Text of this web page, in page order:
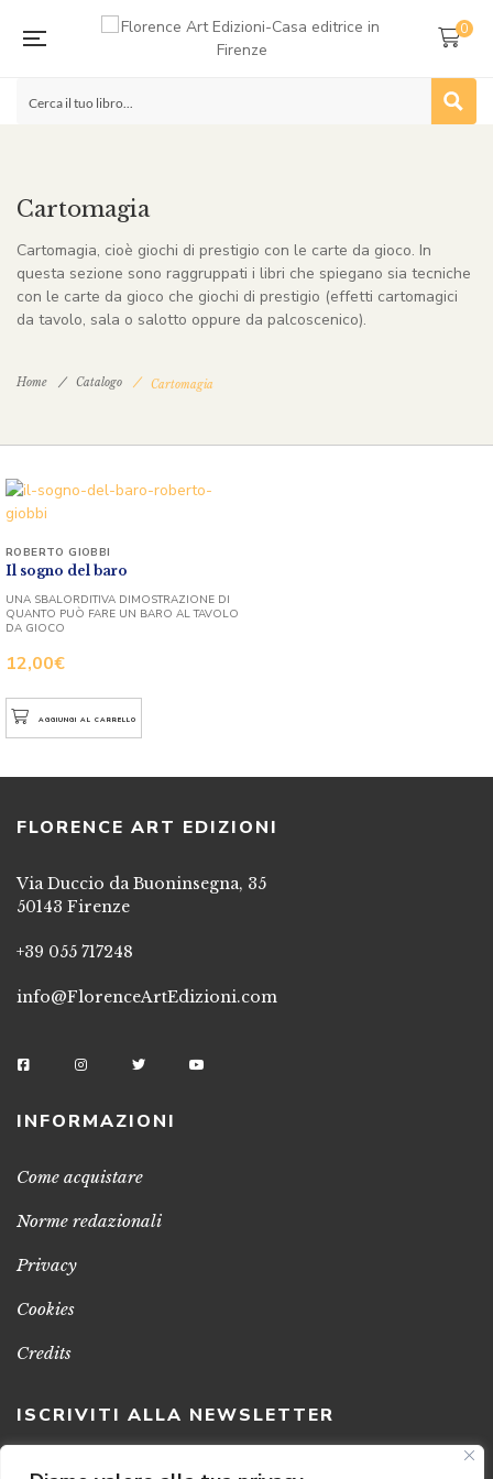
0
Cartomagia
Cartomagia, cioè giochi di prestigio con le carte da gioco. In
questa sezione sono raggruppati i libri che spiegano sia tecniche
con le carte da gioco che giochi di prestigio (effetti cartomagici
da tavolo, sala o salotto oppure da palcoscenico).
Home Catalogo Cartomagia
Il sogno del baro
12,00€
ROBERTO GIOBBI
UNA SBALORDITIVA DIMOSTRAZIONE DI
QUANTO PUÒ FARE UN BARO AL TAVOLO
DA GIOCO
AGGIUNGI AL CARRELLO
FLORENCE ART EDIZIONI
Via Duccio da Buoninsegna, 35
50143 Firenze
+39 055 717248
info@FlorenceArtEdizioni.com
INFORMAZIONI
Come acquistare
Norme redazionali
Privacy
Cookies
Credits
ISCRIVITI ALLA NEWSLETTER
Clicca sul pulsante per ricevere le nostre ultime novità,